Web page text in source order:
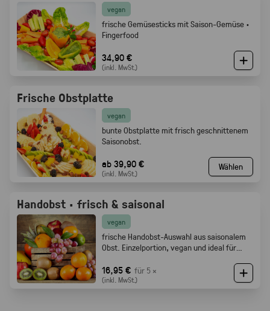
vegan
frische Gemüsesticks mit Saison-Gemüse ·
Fingerfood
34,90 €
(inkl. MwSt.)
Frische Obstplatte
vegan
bunte Obstplatte mit frisch geschnittenem
Saisonobst.
ab 39,90 €
(inkl. MwSt.)
Wählen
Handobst · frisch & saisonal
vegan
frische Handobst-Auswahl aus saisonalem
Obst. Einzelportion, vegan und ideal für
16,95 € für 5 ×
(inkl. MwSt.)